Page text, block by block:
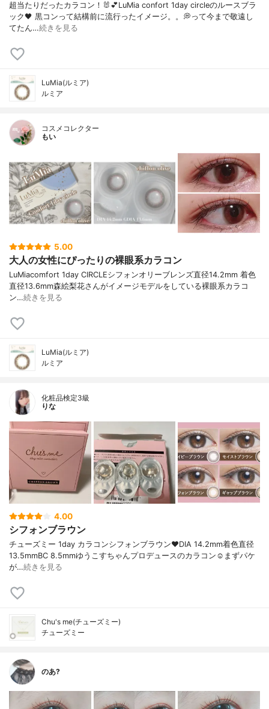
超当たりだったカラコン！🐰💕LuMia confort 1day circleのルースブラ
ック🖤 黒コンって結構前に流行ったイメージ。。💭って今まで敬遠し
てたん…続きを見る
LuMia(ルミア)
ルミア
コスメコレクター
もい
5.00
大人の女性にぴったりの裸眼系カラコン
LuMiacomfort 1day CIRCLEシフォンオリーブレンズ直径14.2mm 着色
直径13.6mm森絵梨花さんがイメージモデルをしている裸眼系カラコ
ン…続きを見る
LuMia(ルミア)
ルミア
化粧品検定3級
りな
4.00
シフォンブラウン
チューズミー 1day カラコンシフォンブラウン❤️DIA 14.2mm着色直径
13.5mmBC 8.5mmゆうこすちゃんプロデュースのカラコン☺️まずパケ
が…続きを見る
Chu's me(チューズミー)
チューズミー
のあ?